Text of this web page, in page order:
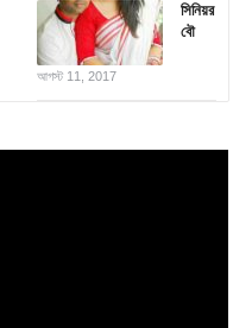
সিনিয়র
বৌ
আগস্ট 11, 2017